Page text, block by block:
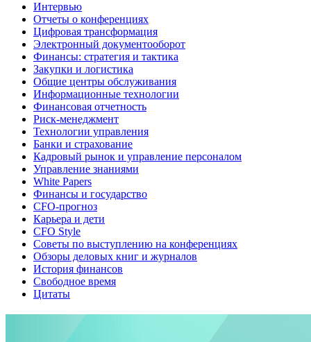
Интервью
Отчеты о конференциях
Цифровая трансформация
Электронный документооборот
Финансы: стратегия и тактика
Закупки и логистика
Общие центры обслуживания
Информационные технологии
Финансовая отчетность
Риск-менеджмент
Технологии управления
Банки и страхование
Кадровый рынок и управление персоналом
Управление знаниями
White Papers
Финансы и государство
CFO-прогноз
Карьера и дети
CFO Style
Советы по выступлению на конференциях
Обзоры деловых книг и журналов
История финансов
Свободное время
Цитаты